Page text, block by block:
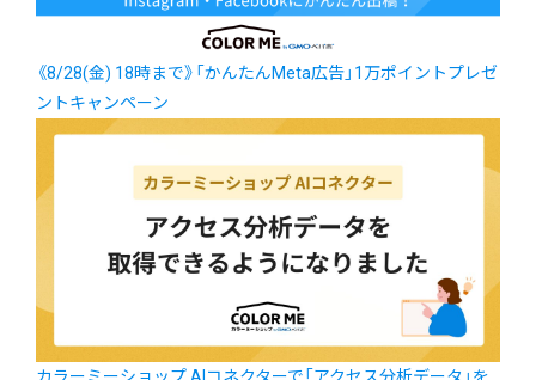
《8/28(金) 18時まで》「かんたんMeta広告」1万ポイントプレゼ
ントキャンペーン
カラーミーショップ AIコネクターで「アクセス分析データ」を